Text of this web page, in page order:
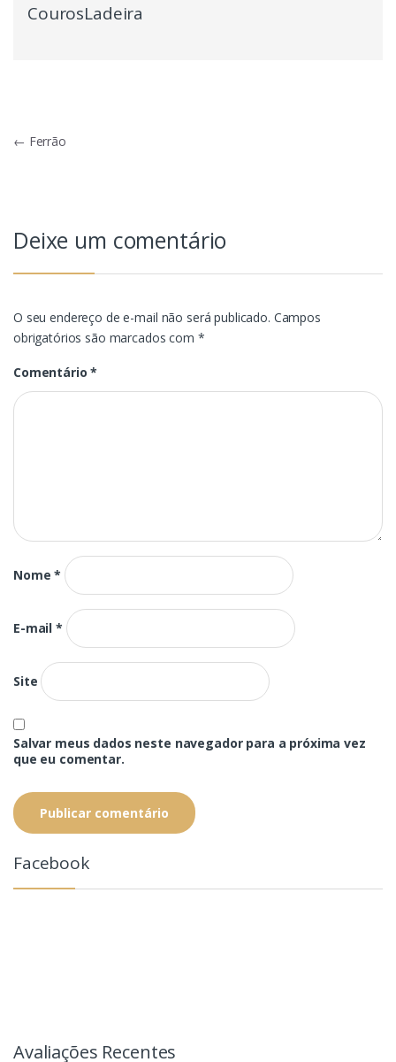
CourosLadeira
Navegação
← Ferrão
Deixe um comentário
O seu endereço de e-mail não será publicado. Campos
obrigatórios são marcados com *
Comentário*
Nome*
E-mail*
Site
Salvar meus dados neste navegador para a próxima vez
que eu comentar.
Facebook
Avaliações Recentes